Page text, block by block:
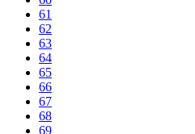
61
62
63
64
65
66
67
68
69